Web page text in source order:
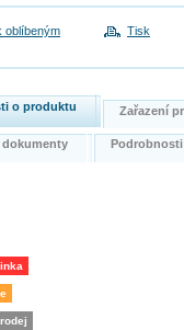
oblíbeným Tisk
o produktu Zařazení